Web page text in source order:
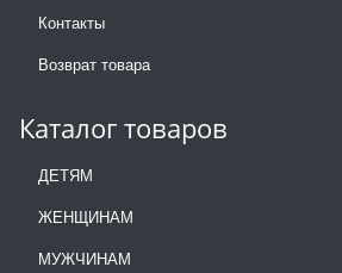
Контакты
Возврат товара
Каталог товаров
ДЕТЯМ
ЖЕНЩИНАМ
МУЖЧИНАМ